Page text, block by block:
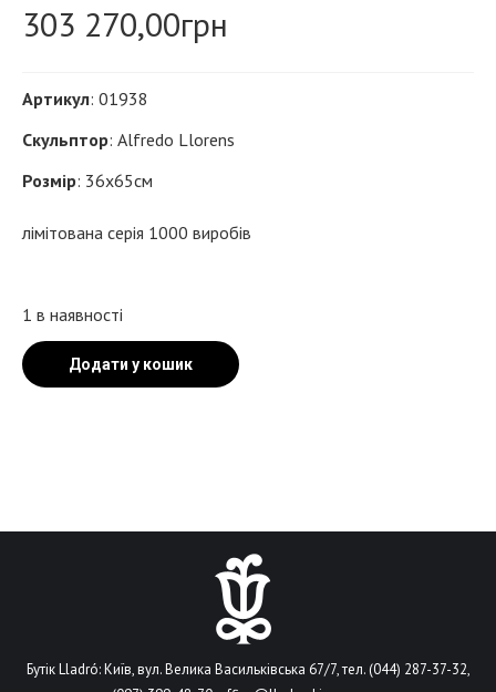
303 270,00грн
Артикул: 01938
Скульптор: Alfredo Llorens
Розмір: 36х65см
лімітована серія 1000 виробів
1 в наявності
Додати у кошик
Бутік Lladró: Київ, вул. Велика Васильківська 67/7, тел. (044) 287-37-32,